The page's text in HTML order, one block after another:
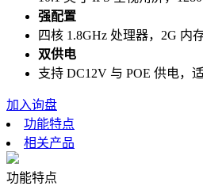
强配置
四核 1.8GHz 处理器，2G 内
双供电
支持 DC12V 与 POE 供电，
加入询盘
功能特点
相关产品
功能特点